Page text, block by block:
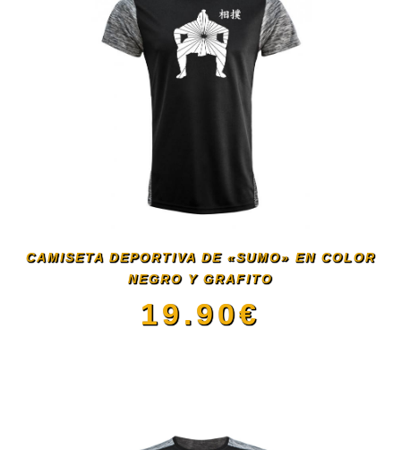
CAMISETA DEPORTIVA DE «SUMO» EN COLOR
NEGRO Y GRAFITO
19.90€